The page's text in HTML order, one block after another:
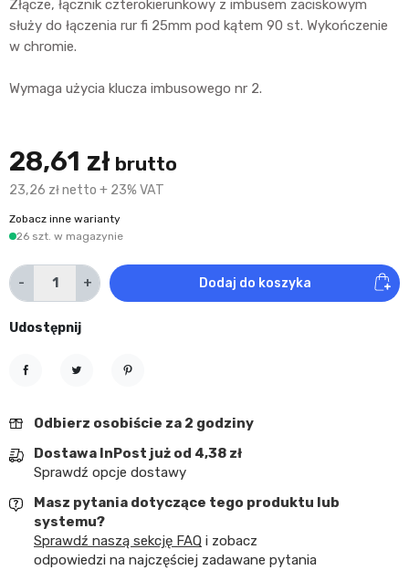
Złącze, łącznik czterokierunkowy z imbusem zaciskowym
służy do łączenia rur fi 25mm pod kątem 90 st. Wykończenie
w chromie.
Wymaga użycia klucza imbusowego nr 2.
28,61 zł brutto
23,26 zł netto + 23% VAT
Zobacz inne warianty
26 szt. w magazynie
- + Dodaj do koszyka
Udostępnij
Odbierz osobiście za 2 godziny
Dostawa InPost już od 4,38 zł
Sprawdź opcje dostawy
Masz pytania dotyczące tego produktu lub
systemu?
Sprawdź naszą sekcję FAQ i zobacz
odpowiedzi na najczęściej zadawane pytania